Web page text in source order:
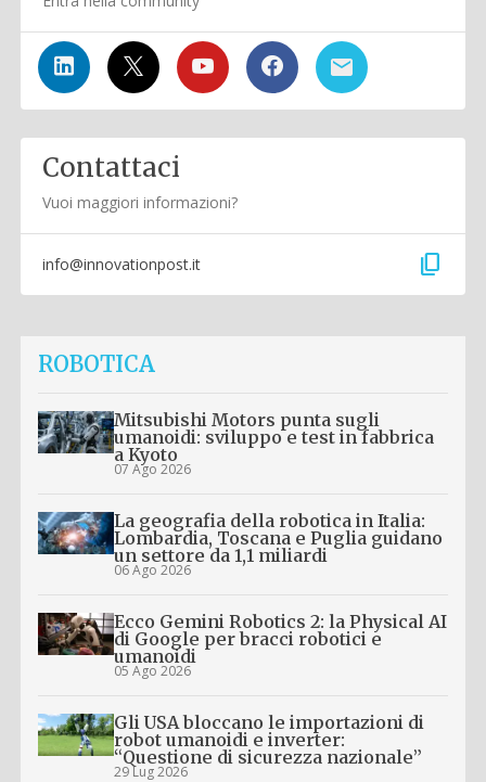
Contattaci
Vuoi maggiori informazioni?
info@innovationpost.it content_copy
ROBOTICA
Mitsubishi Motors punta sugli
umanoidi: sviluppo e test in fabbrica
a Kyoto
07 Ago 2026
La geografia della robotica in Italia:
Lombardia, Toscana e Puglia guidano
un settore da 1,1 miliardi
06 Ago 2026
Ecco Gemini Robotics 2: la Physical AI
di Google per bracci robotici e
umanoidi
05 Ago 2026
Gli USA bloccano le importazioni di
robot umanoidi e inverter:
“Questione di sicurezza nazionale”
29 Lug 2026